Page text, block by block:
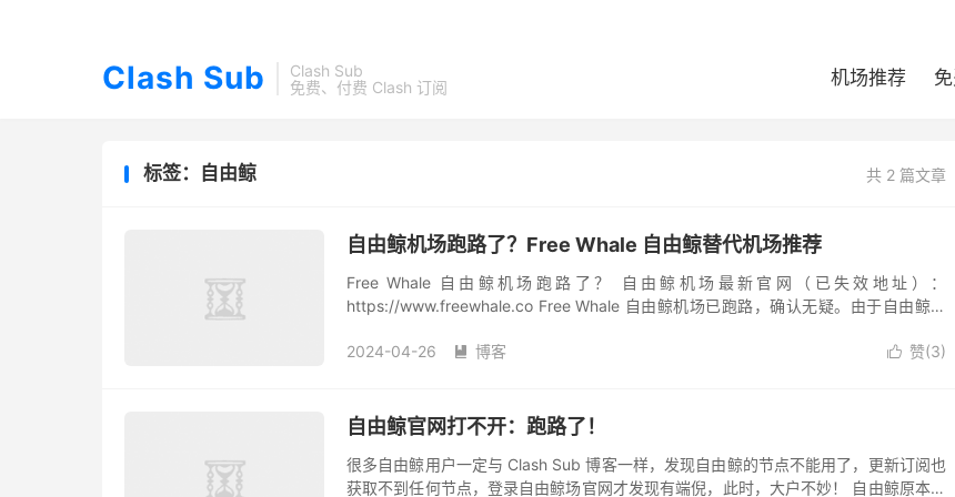
Clash Sub
Clash Sub
免费、付费 Clash 订阅
机场推荐
共 2 篇文章
标签：自由鲸
自由鲸机场跑路了？Free Whale 自由鲸替代机场推荐
Free Whale 自由鲸机场跑路了？ 自由鲸机场最新官网（已失效地址）：
https://www.freewhale.co Free Whale 自由鲸机场已跑路，确认无疑。由于自由鲸算
 赞(3)
2024-04-26  博客
自由鲸官网打不开：跑路了！
很多自由鲸用户一定与 Clash Sub 博客一样，发现自由鲸的节点不能用了，更新订阅也
获取不到任何节点，登录自由鲸场官网才发现有端倪，此时，大户不妙！ 自由鲸原本是